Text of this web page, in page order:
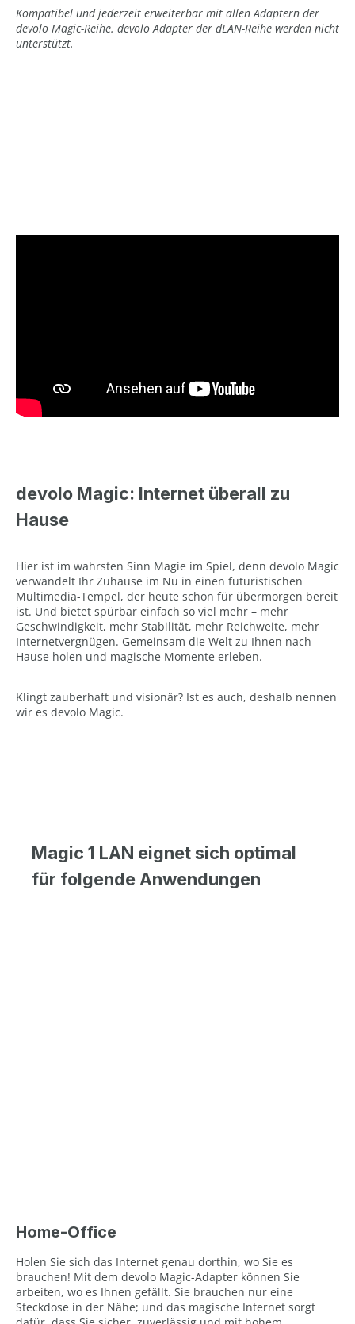
Kompatibel und jederzeit erweiterbar mit allen Adaptern der
devolo Magic-Reihe. devolo Adapter der dLAN-Reihe werden nicht
unterstützt.
devolo Magic: Internet überall zu
Hause
Hier ist im wahrsten Sinn Magie im Spiel, denn devolo Magic
verwandelt Ihr Zuhause im Nu in einen futuristischen
Multimedia-Tempel, der heute schon für übermorgen bereit
ist. Und bietet spürbar einfach so viel mehr – mehr
Geschwindigkeit, mehr Stabilität, mehr Reichweite, mehr
Internetvergnügen. Gemeinsam die Welt zu Ihnen nach
Hause holen und magische Momente erleben.
Klingt zauberhaft und visionär? Ist es auch, deshalb nennen
wir es devolo Magic.
Magic 1 LAN eignet sich optimal
für folgende Anwendungen
Home-Office
Holen Sie sich das Internet genau dorthin, wo Sie es
brauchen! Mit dem devolo Magic-Adapter können Sie
arbeiten, wo es Ihnen gefällt. Sie brauchen nur eine
Steckdose in der Nähe; und das magische Internet sorgt